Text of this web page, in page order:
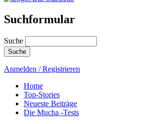
Suchformular
Suche
Anmelden / Registrieren
Home
Top-Stories
Neueste Beiträge
Die Mucha -Tests